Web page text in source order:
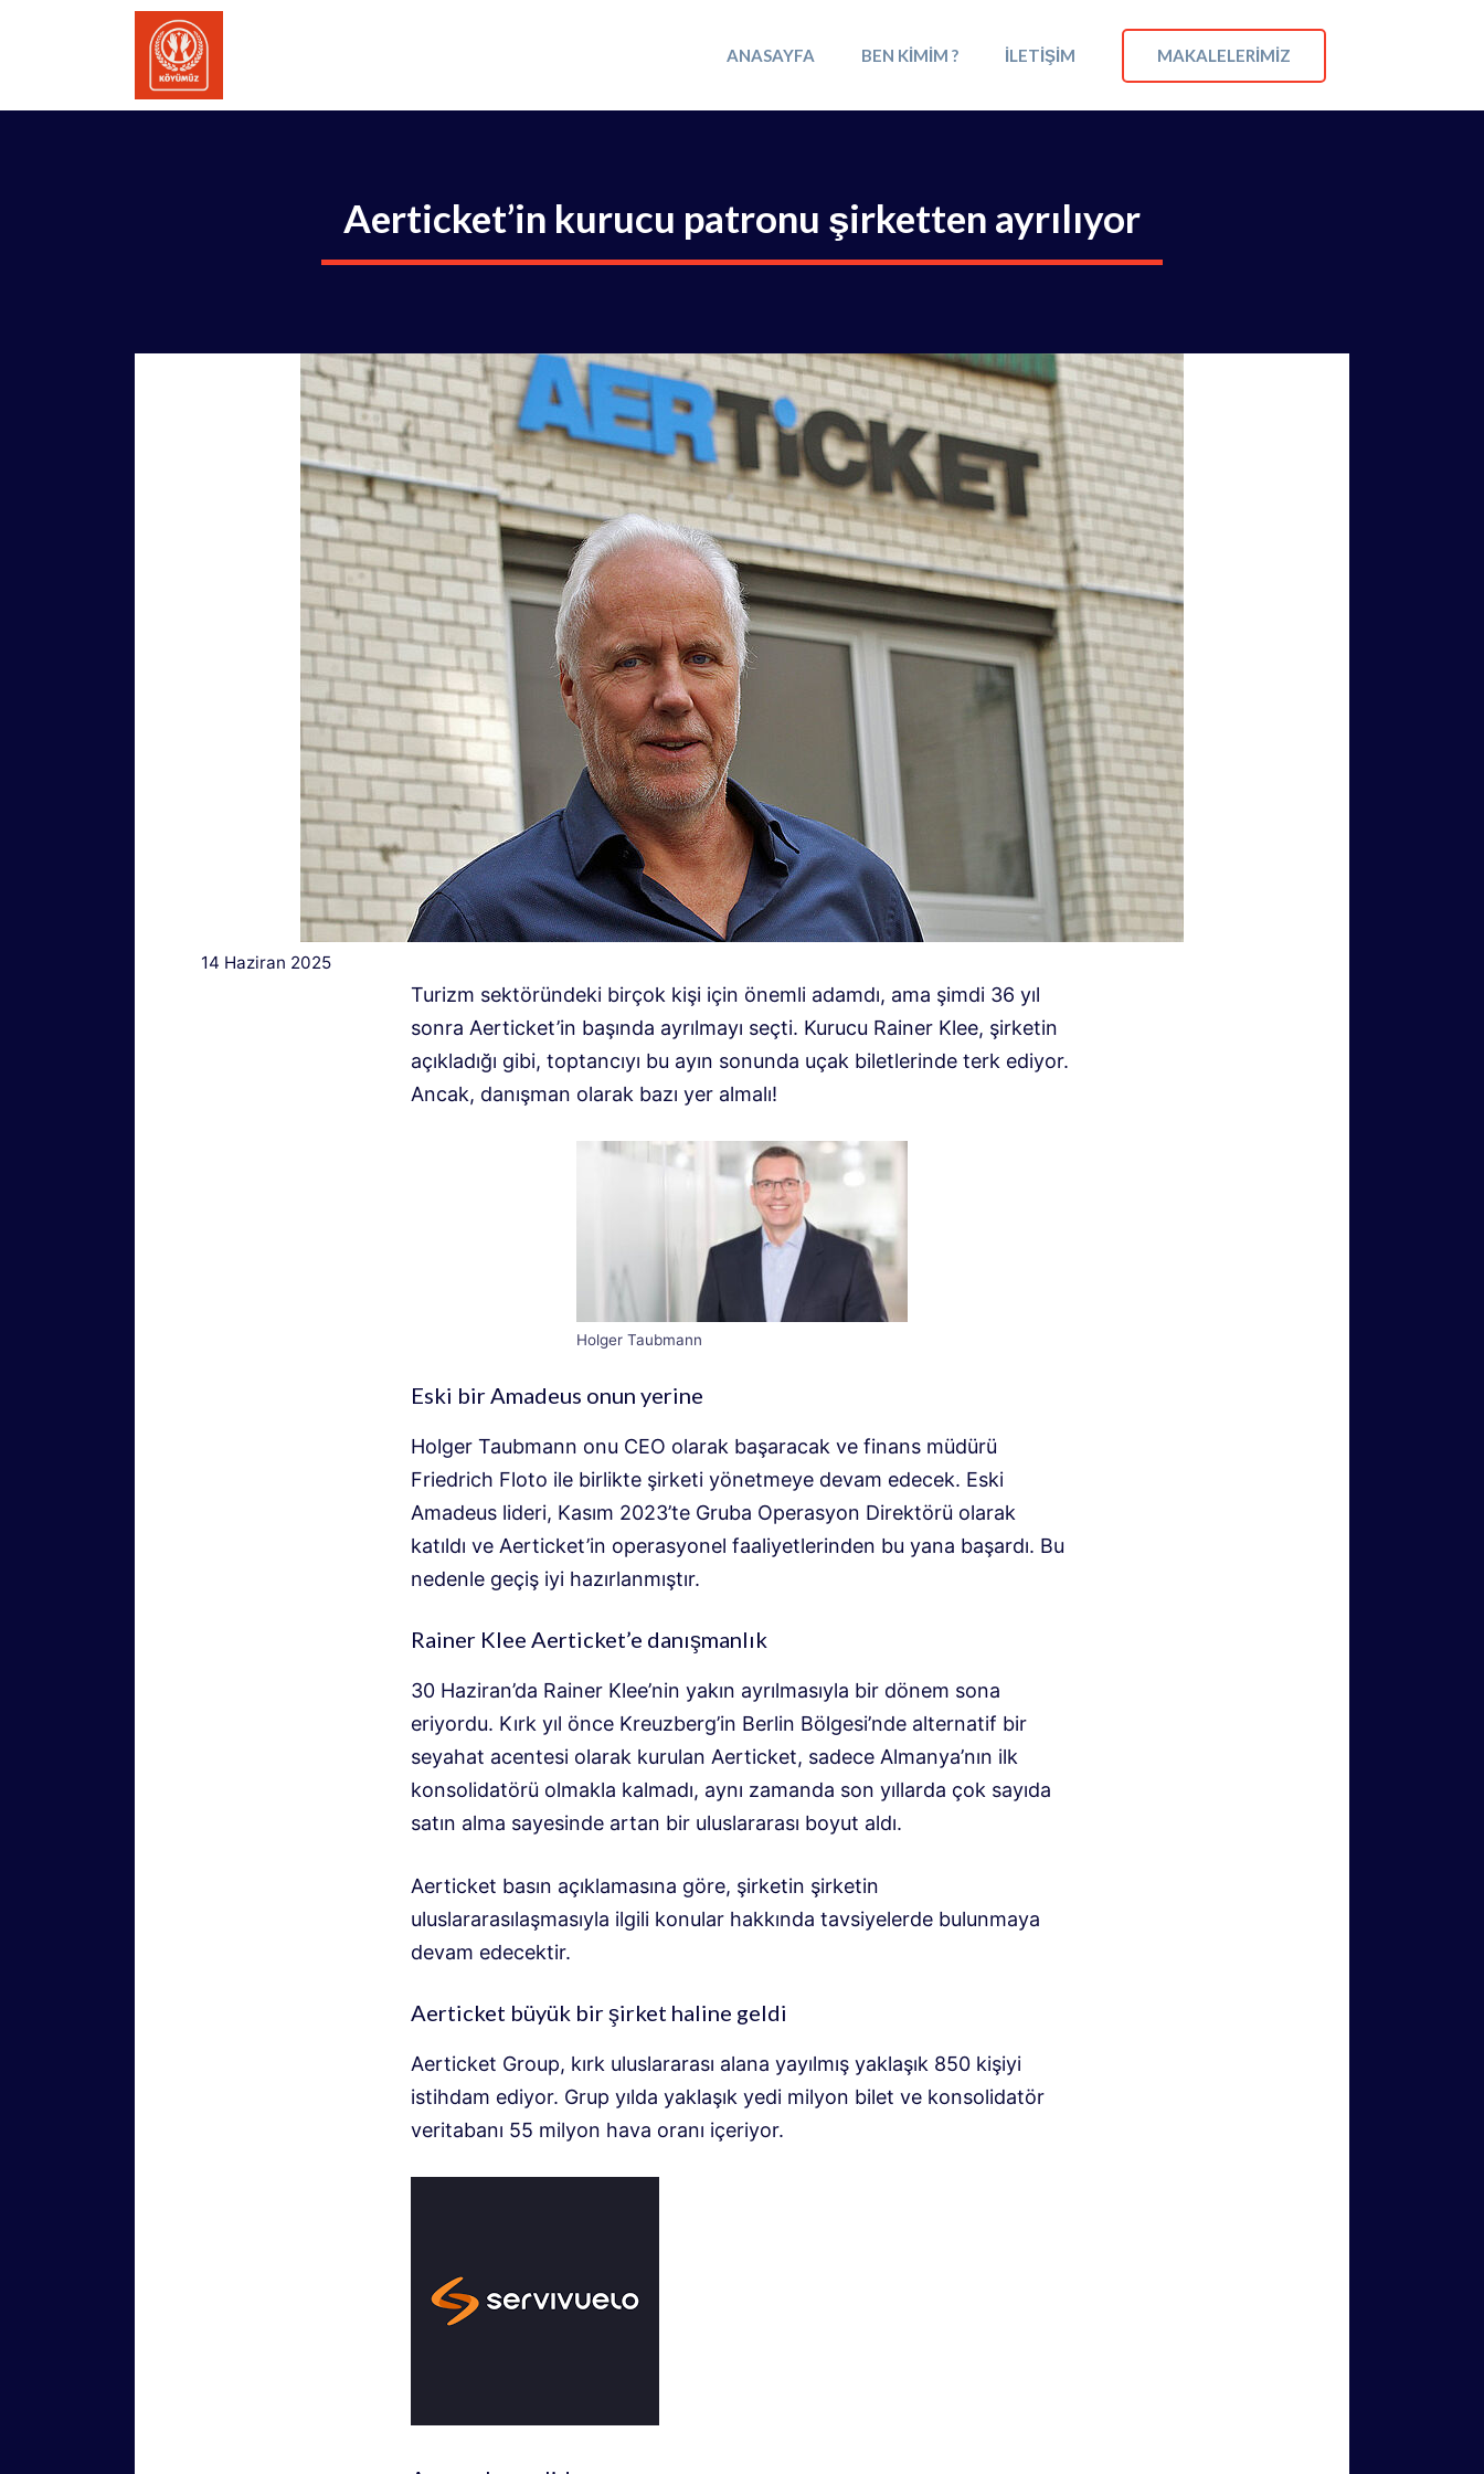
ANASAYFA BEN KIMIM ? İLETIŞIM MAKALELERIMIZ
Aerticket’in kurucu patronu şirketten ayrılıyor
14 Haziran 2025
Turizm sektöründeki birçok kişi için önemli adamdı, ama şimdi 36 yıl
sonra Aerticket’in başında ayrılmayı seçti. Kurucu Rainer Klee, şirketin
açıkladığı gibi, toptancıyı bu ayın sonunda uçak biletlerinde terk ediyor.
Ancak, danışman olarak bazı yer almalı!
Holger Taubmann
Eski bir Amadeus onun yerine
Holger Taubmann onu CEO olarak başaracak ve finans müdürü
Friedrich Floto ile birlikte şirketi yönetmeye devam edecek. Eski
Amadeus lideri, Kasım 2023’te Gruba Operasyon Direktörü olarak
katıldı ve Aerticket’in operasyonel faaliyetlerinden bu yana başardı. Bu
nedenle geçiş iyi hazırlanmıştır.
Rainer Klee Aerticket’e danışmanlık
30 Haziran’da Rainer Klee’nin yakın ayrılmasıyla bir dönem sona
eriyordu. Kırk yıl önce Kreuzberg’in Berlin Bölgesi’nde alternatif bir
seyahat acentesi olarak kurulan Aerticket, sadece Almanya’nın ilk
konsolidatörü olmakla kalmadı, aynı zamanda son yıllarda çok sayıda
satın alma sayesinde artan bir uluslararası boyut aldı.
Aerticket basın açıklamasına göre, şirketin şirketin
uluslararasılaşmasıyla ilgili konular hakkında tavsiyelerde bulunmaya
devam edecektir.
Aerticket büyük bir şirket haline geldi
Aerticket Group, kırk uluslararası alana yayılmış yaklaşık 850 kişiyi
istihdam ediyor. Grup yılda yaklaşık yedi milyon bilet ve konsolidatör
veritabanı 55 milyon hava oranı içeriyor.